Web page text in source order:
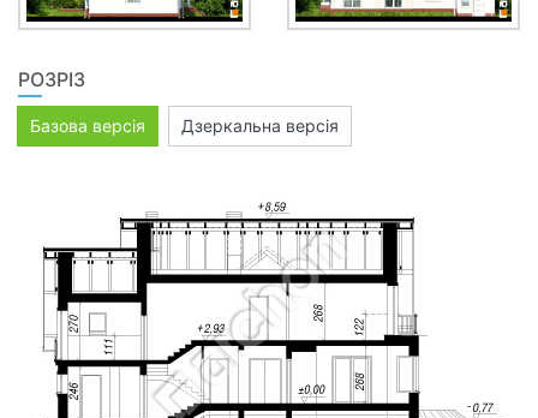
РОЗРІЗ
Базова версія Дзеркальна версія